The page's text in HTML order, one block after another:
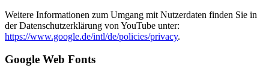
Weitere Informationen zum Umgang mit Nutzerdaten finden Sie in
der Datenschutzerklärung von YouTube unter:
https://www.google.de/intl/de/policies/privacy.
Google Web Fonts